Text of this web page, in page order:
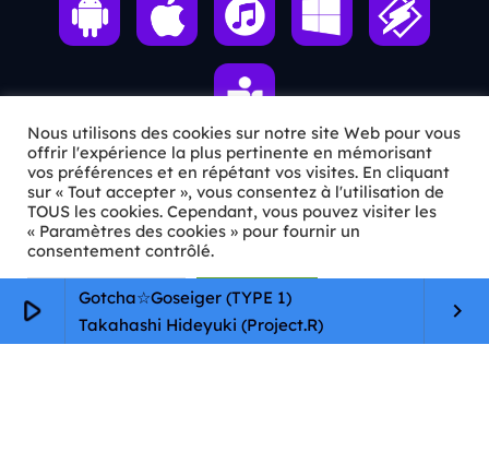
play_arrow
Gotcha☆Goseiger (TYPE 1)
Takahashi Hideyuki (Project.R)
keyboard_arrow_right
ℹ️ INFOS PRATIQUES
✉️Contact
🦊Qui sommes-nous ?
📄
Mentions légales
Nous utilisons des cookies sur notre site Web pour vous
offrir l'expérience la plus pertinente en mémorisant
vos préférences et en répétant vos visites. En cliquant
sur « Tout accepter », vous consentez à l'utilisation de
TOUS les cookies. Cependant, vous pouvez visiter les
« Paramètres des cookies » pour fournir un
consentement contrôlé.
Paramètres Cookie Tout accepter